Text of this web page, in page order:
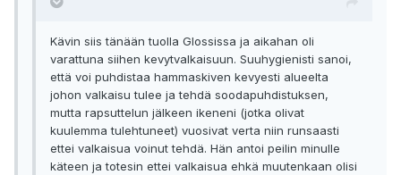
Kävin siis tänään tuolla Glossissa ja aikahan oli
varattuna siihen kevytvalkaisuun. Suuhygienisti sanoi,
että voi puhdistaa hammaskiven kevyesti alueelta
johon valkaisu tulee ja tehdä soodapuhdistuksen,
mutta rapsuttelun jälkeen ikeneni (jotka olivat
kuulemma tulehtuneet) vuosivat verta niin runsaasti
ettei valkaisua voinut tehdä. Hän antoi peilin minulle
käteen ja totesin ettei valkaisua ehkä muutenkaan olisi